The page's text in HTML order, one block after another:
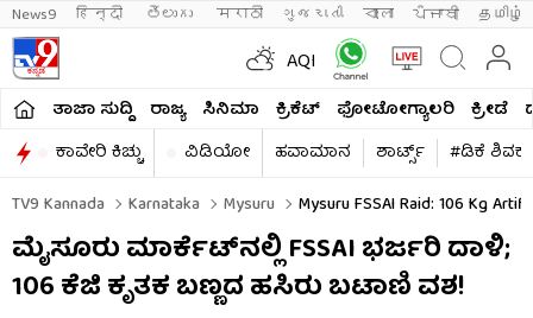
News9 हिन्दी తెలుగు मराठी ગુજરાતી বাংলা ਪੰਜਾਬੀ தமிழ்
AQI
ತಾಜಾ ಸುದ್ದಿ ರಾಜ್ಯ ಸಿನಿಮಾ ಕ್ರಿಕೆಟ್​ ಫೋಟೋಗ್ಯಾಲರಿ ಕ್ರೀಡೆ
ಕಾವೇರಿ ಕಿಚ್ಚು
ವಿಡಿಯೋ ಹವಾಮಾನ ಶಾರ್ಟ್ಸ್​
#ಡಿಕೆ
TV9 Kannada
Karnataka Mysuru Mysuru FSSAI Raid: 106 Kg
ಮೈಸೂರು ಮಾರ್ಕೆಟ್‌ನಲ್ಲಿ FSSAI ಭರ್ಜರಿ ದಾಳಿ;
106 ಕೆಜಿ ಕೃತಕ ಬಣ್ಣದ ಹಸಿರು ಬಟಾಣಿ ವಶ!